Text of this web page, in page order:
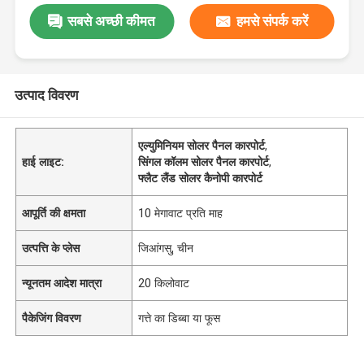
सबसे अच्छी कीमत हमसे संपर्क करें
उत्पाद विवरण
हाई लाइट:
एल्युमिनियम सोलर पैनल कारपोर्ट,
सिंगल कॉलम सोलर पैनल कारपोर्ट,
फ्लैट लैंड सोलर कैनोपी कारपोर्ट
आपूर्ति की क्षमता 10 मेगावाट प्रति माह
उत्पत्ति के प्लेस जिआंगसु, चीन
न्यूनतम आदेश मात्रा 20 किलोवाट
पैकेजिंग विवरण गत्ते का डिब्बा या फूस